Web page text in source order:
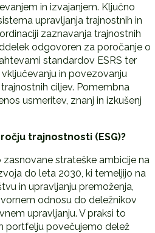
in izvajanjem. Ključno
upravljanja trajnostnih in
zaznavanja trajnostnih
odgovoren za poročanje o
standardov ESRS ter
in povezovanju
ciljev. Pomembna
usmeritev, znanj in izkušenj
čju trajnostnosti (ESG)?
strateške ambicije na
do leta 2030, ki temeljijo na
in upravljanju premoženja,
odnosu do deležnikov
upravljanju. V praksi to
portfelju povečujemo delež